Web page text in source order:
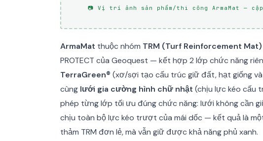
📷 Vị trí ảnh sản phẩm/thi công ArmaMat —
ArmaMat thuộc nhóm TRM (Turf Reinforcement
PROTECT của Geoquest — kết hợp 2 lớp chức năng
TerraGreen® (xơ/sợi tạo cấu trúc giữ đất, hạt giống
cùng lưới gia cường hình chữ nhật (chịu lực kéo cấu
phép từng lớp tối ưu đúng chức năng: lưới không cần
chịu toàn bộ lực kéo trượt của mái dốc — kết quả là
thảm TRM đơn lẻ, mà vẫn giữ được khả năng phủ xanh.